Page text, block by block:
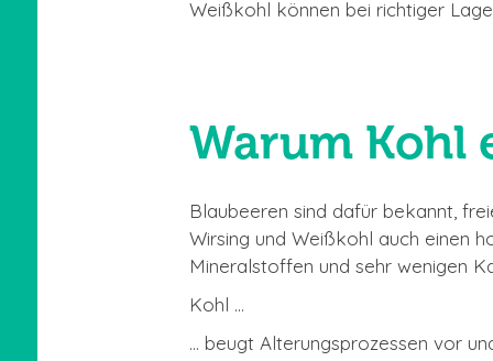
Weißkohl können bei richtiger
Warum Kohl
Blaubeeren sind dafür bekannt,
Wirsing und Weißkohl auch einen
Mineralstoffen und sehr wenigen
Kohl …
… beugt Alterungsprozessen vor